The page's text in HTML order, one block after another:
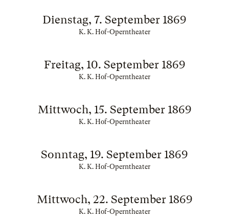
Dienstag, 7. September 1869
K. K. Hof-Operntheater
Freitag, 10. September 1869
K. K. Hof-Operntheater
Mittwoch, 15. September 1869
K. K. Hof-Operntheater
Sonntag, 19. September 1869
K. K. Hof-Operntheater
Mittwoch, 22. September 1869
K. K. Hof-Operntheater